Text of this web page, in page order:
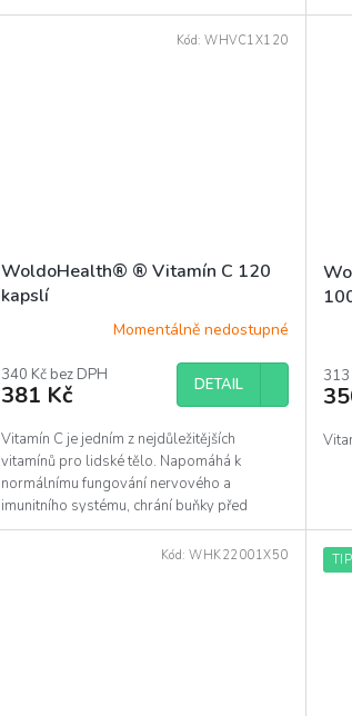
WoldoHealth® ® Vitamín C 120
kapslí
Momentálně nedostupné
340 Kč bez DPH
381 Kč DETAIL
Vitamín C je jedním z nejdůležitějších
vitamínů pro lidské tělo. Napomáhá k
normálnímu fungování nervového a
imunitního systému, chrání buňky před
oxidačním stresem, snižuje...
Kód:WHVC1X120
313
Kód:WHK22001X50 TIP